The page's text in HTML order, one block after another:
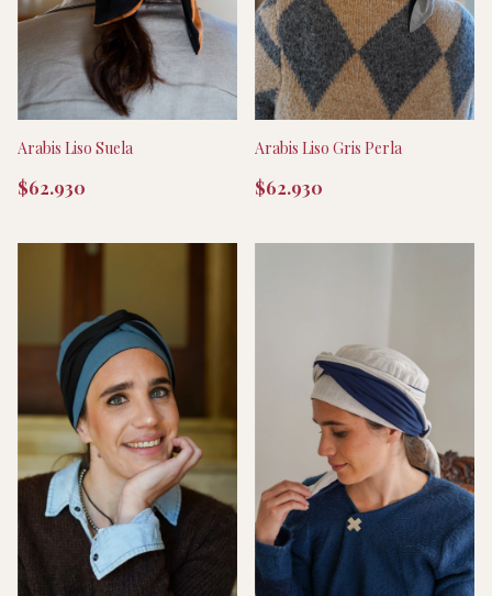
Arabis Liso Suela
$62.930
Arabis Liso Gris Perla
$62.930